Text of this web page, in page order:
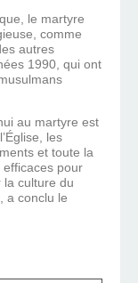
le martyre
comme
autres
1990, qui ont
au martyre est
les
et toute la
pour
la culture du
a conclu le